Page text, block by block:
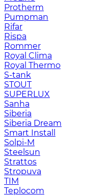
Protherm
Pumpman
Rifar
Rispa
Rommer
Royal Clima
Royal Thermo
S-tank
STOUT
SUPERLUX
Sanha
Siberia
Siberia Dream
Smart Install
Solpi-M
Steelsun
Strattos
Stropuva
TIM
Teplocom